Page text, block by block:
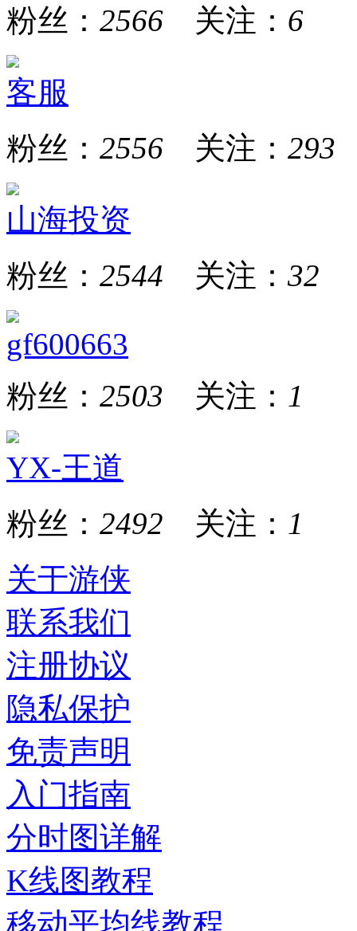
粉丝： 2566 关注： 6
客服
粉丝： 2556 关注： 293
山海投资
粉丝： 2544 关注： 32
gf600663
粉丝： 2503 关注： 1
YX-王道
粉丝： 2492 关注： 1
关于游侠
联系我们
注册协议
隐私保护
免责声明
入门指南
分时图详解
K线图教程
移动平均线教程